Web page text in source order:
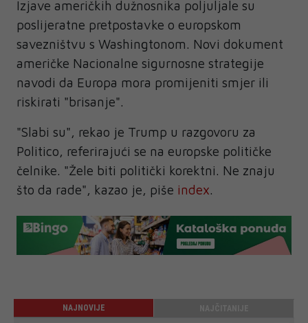
Izjave američkih dužnosnika poljuljale su
poslijeratne pretpostavke o europskom
savezništvu s Washingtonom. Novi dokument
američke Nacionalne sigurnosne strategije
navodi da Europa mora promijeniti smjer ili
riskirati "brisanje".
"Slabi su", rekao je Trump u razgovoru za
Politico, referirajući se na europske političke
čelnike. "Žele biti politički korektni. Ne znaju
što da rade", kazao je, piše index.
NAJNOVIJE